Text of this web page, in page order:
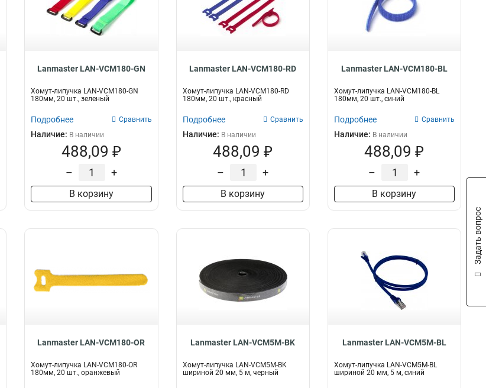
Lanmaster LAN-VCM180-GN
Хомут-липучка LAN-VCM180-GN
180мм, 20 шт., зеленый
Подробнее Сравнить
Наличие: В наличии
488,09 ₽
– +
В корзину
Lanmaster LAN-VCM180-RD
Хомут-липучка LAN-VCM180-RD
180мм, 20 шт., красный
Подробнее Сравнить
Наличие: В наличии
488,09 ₽
– +
В корзину
Lanmaster LAN-VCM180-BL
Хомут-липучка LAN-VCM180-BL
180мм, 20 шт., синий
Подробнее Сравнить
Наличие: В наличии
488,09 ₽
– +
В корзину
Lanmaster LAN-VCM180-OR
Хомут-липучка LAN-VCM180-OR
180мм, 20 шт., оранжевый
Lanmaster LAN-VCM5M-BK
Хомут-липучка LAN-VCM5M-BK
шириной 20 мм, 5 м, черный
Lanmaster LAN-VCM5M-BL
Хомут-липучка LAN-VCM5M-BL
шириной 20 мм, 5 м, синий
Задать вопрос